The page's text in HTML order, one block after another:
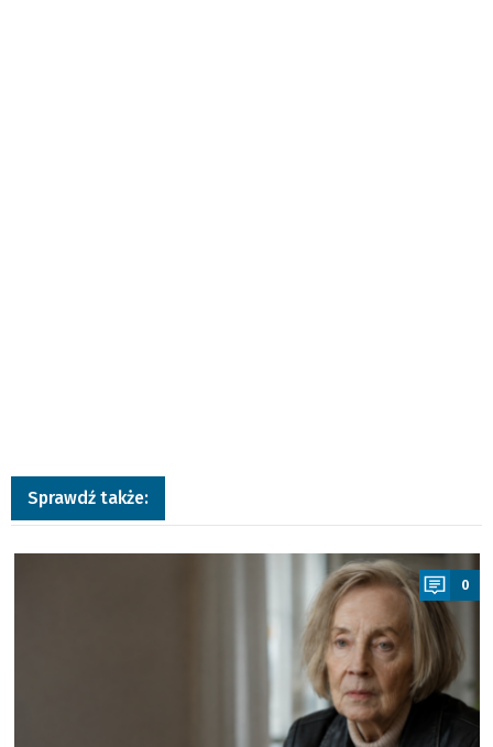
Sprawdź także:
a
0